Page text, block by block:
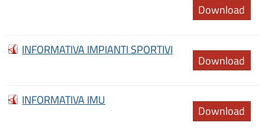
Download
INFORMATIVA IMPIANTI SPORTIVI
Download
INFORMATIVA IMU
Download